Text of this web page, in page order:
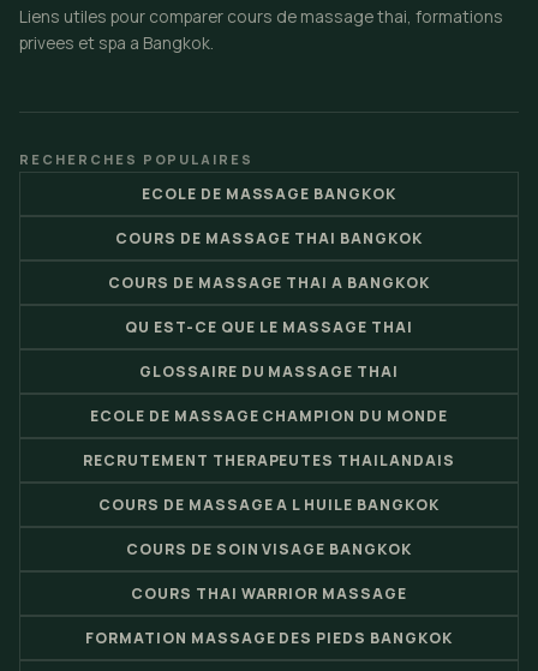
Liens utiles pour comparer cours de massage thai, formations
privees et spa a Bangkok.
RECHERCHES POPULAIRES
ECOLE DE MASSAGE BANGKOK
COURS DE MASSAGE THAI BANGKOK
COURS DE MASSAGE THAI A BANGKOK
QU EST-CE QUE LE MASSAGE THAI
GLOSSAIRE DU MASSAGE THAI
ECOLE DE MASSAGE CHAMPION DU MONDE
RECRUTEMENT THERAPEUTES THAILANDAIS
COURS DE MASSAGE A L HUILE BANGKOK
COURS DE SOIN VISAGE BANGKOK
COURS THAI WARRIOR MASSAGE
FORMATION MASSAGE DES PIEDS BANGKOK